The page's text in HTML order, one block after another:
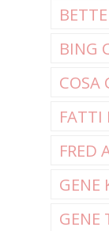
BING
COSA
FATTI
FRED
GENE
GENE